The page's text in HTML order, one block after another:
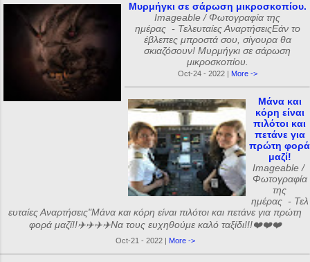
Μυρμήγκι σε σάρωση μικροσκοπίου.
Imageable / Φωτογραφία της
ημέρας - Τελευταίες ΑναρτήσειςΕάν το
έβλεπες μπροστά σου, σίγουρα θα
σκιαζόσουν! Μυρμήγκι σε σάρωση
μικροσκοπίου.
Oct-24 - 2022 | More ->
Μάνα και
κόρη είναι
πιλότοι και
πετάνε για
πρώτη φορά
μαζί!
Imageable /
Φωτογραφία
της
ημέρας - Τελ
ευταίες Αναρτήσεις"Μάνα και κόρη είναι πιλότοι και πετάνε για πρώτη
φορά μαζί!!✈️✈️✈️✈️Να τους ευχηθούμε καλό ταξίδι!!!❤️❤️❤️
Oct-21 - 2022 | More ->